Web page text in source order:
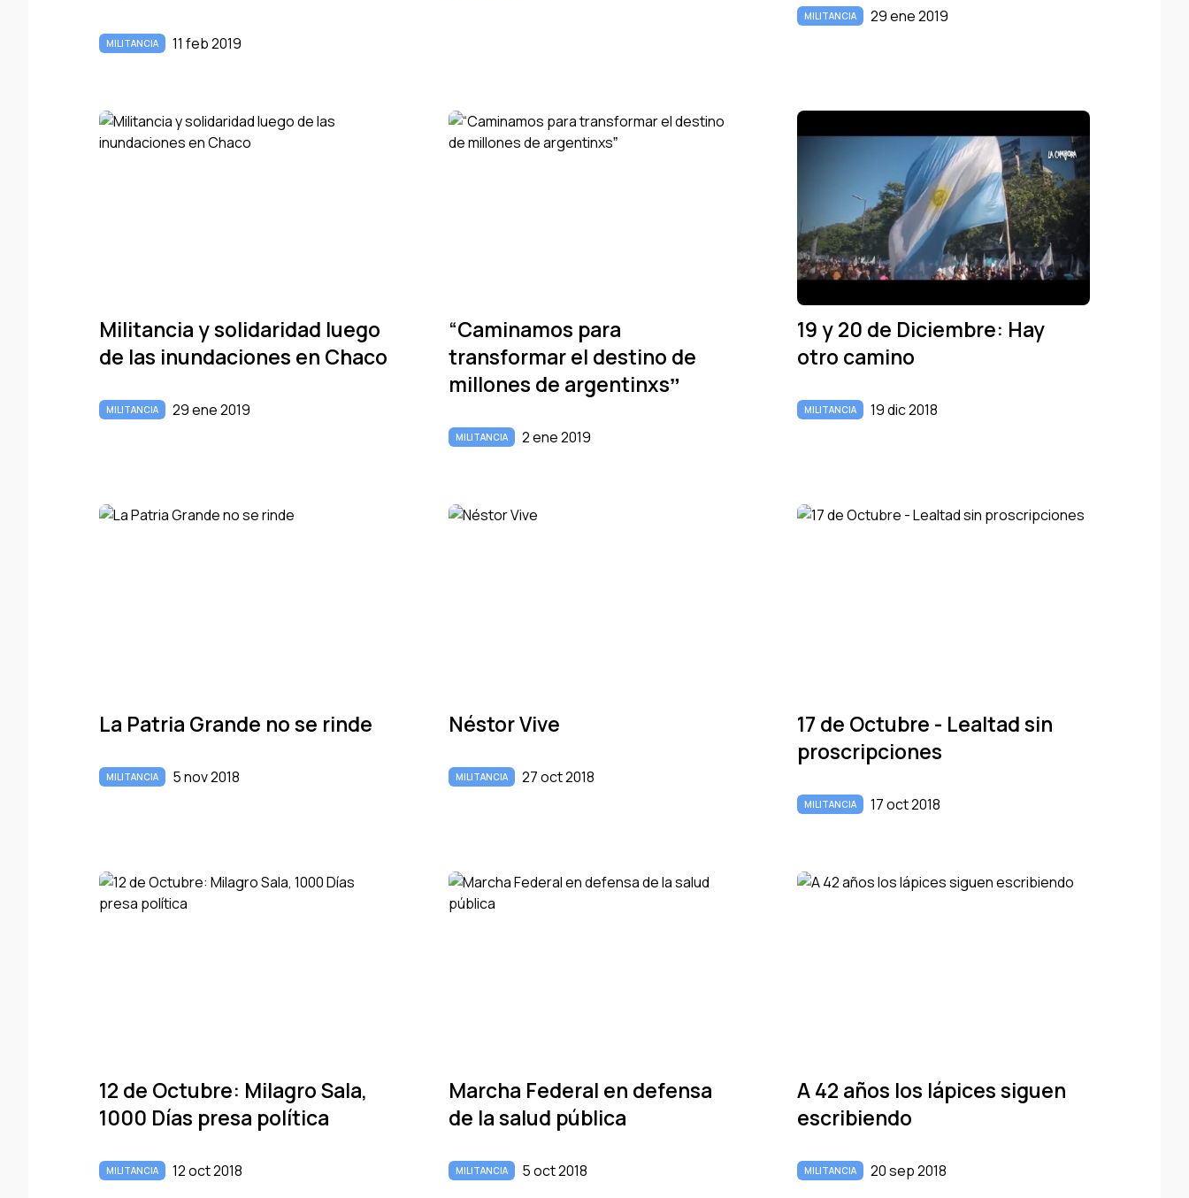
MILITANCIA 11 feb 2019
MILITANCIA 29 ene 2019
Militancia y solidaridad luego
de las inundaciones en Chaco
MILITANCIA 29 ene 2019
“Caminamos para
transformar el destino de
millones de argentinxsˮ
MILITANCIA 2 ene 2019
19 y 20 de Diciembre: Hay
otro camino
MILITANCIA 19 dic 2018
La Patria Grande no se rinde
MILITANCIA 5 nov 2018
Néstor Vive
MILITANCIA 27 oct 2018
17 de Octubre - Lealtad sin
proscripciones
MILITANCIA 17 oct 2018
12 de Octubre: Milagro Sala,
1000 Dí­as presa polí­tica
MILITANCIA 12 oct 2018
Marcha Federal en defensa
de la salud pública
MILITANCIA 5 oct 2018
A 42 años los lápices siguen
escribiendo
MILITANCIA 20 sep 2018